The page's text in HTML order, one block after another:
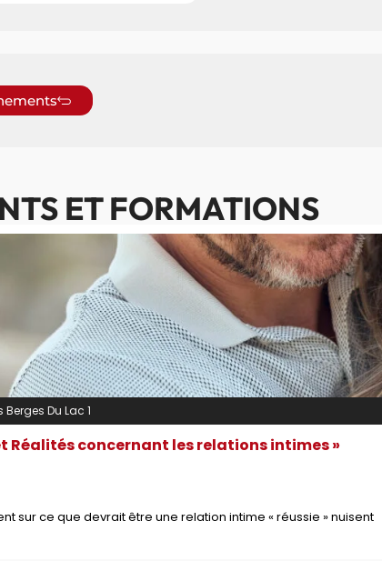
ET FORMATIONS
Berges Du Lac 1
Réalités concernant les relations intimes »
sur ce que devrait être une relation intime « réussie » nuisent